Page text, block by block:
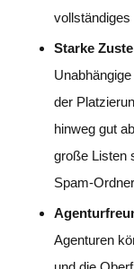
Starke
der
hinweg gut
große Listen
Spam-
Agenturen